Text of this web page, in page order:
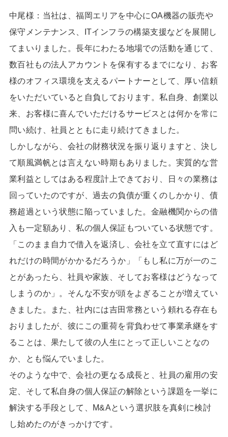
中尾様：当社は、福岡エリアを中心にOA機器の販売や
保守メンテナンス、
ITインフラの構築支援などを展開し
てまいりました。長年にわたる地場での活動を通じて、
数百社もの法人アカウントを保有するまでになり、お客
様のオフィス環境を支えるパートナーとして、厚い信頼
をいただいていると自負しております。私自身、創業以
来、お客様に喜んでいただけるサービスとは何かを常に
問い続け、社員とともに走り続けてきました。
しかしながら、会社の財務状況を振り返りますと、決し
て順風満帆とは言えない時期もありました。実質的な営
業利益としてはある程度計上できており、日々の業務は
回っていたのですが、過去の負債が重くのしかかり、債
務超過という状態に陥っていました。金融機関からの借
入も一定額あり、私の個人保証もついている状態です。
「このまま自力で借入を返済し、会社を立て直すにはど
れだけの時間がかかるだろうか」「もし私に万が一のこ
とがあったら、社員や家族、そしてお客様はどうなって
しまうのか」。そんな不安が頭をよぎることが増えてい
きました。また、社内には吉田常務という頼れる存在も
おりましたが、彼にこの重荷を背負わせて事業承継をす
ることは、果たして彼の人生にとって正しいことなの
か、とも悩んでいました。
そのような中で、会社の更なる成長と、社員の雇用の安
定、そして私自身の個人保証の解除という課題を一挙に
解決する手段として、
M&Aという選択肢を真剣に検討
し始めたのがきっかけです。